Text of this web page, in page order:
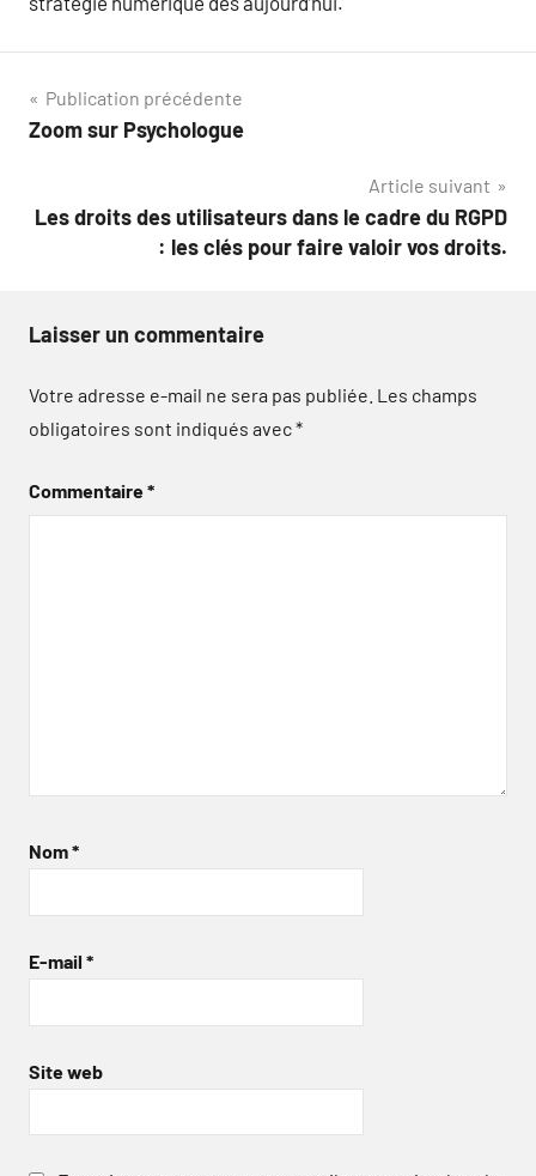
Navigation
de
Publication précédente
Zoom sur Psychologue
Article suivant
Les droits des utilisateurs dans le cadre du RGPD
: les clés pour faire valoir vos droits.
Laisser un commentaire
Votre adresse e-mail ne sera pas publiée. Les champs
obligatoires sont indiqués avec*
Commentaire*
Nom*
E-mail *
Site web